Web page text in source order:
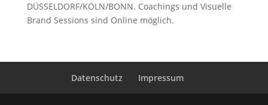
DÜSSELDORF/KÖLN/BONN. Coachings und Visuelle
Brand Sessions sind Online möglich.
Datenschutz Impressum